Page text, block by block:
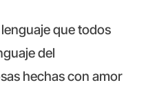
que todos
del
hechas con amor